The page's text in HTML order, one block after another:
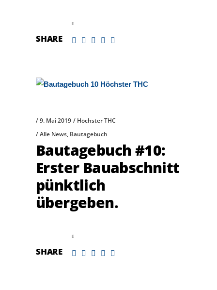
SHARE
9. Mai 2019
Höchster THC
Alle News, Bautagebuch
Bautagebuch #10:
Erster Bauabschnitt
pünktlich
übergeben.
SHARE